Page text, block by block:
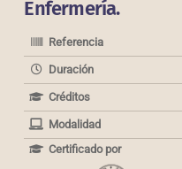
Enfermería.
Referencia
Duración
Créditos
Modalidad
Certificado por